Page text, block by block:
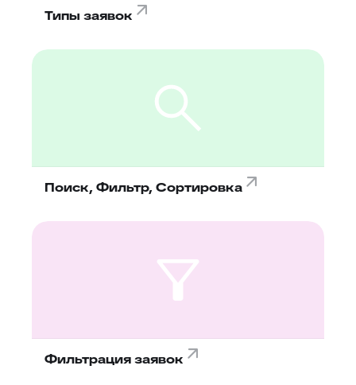
Типы заявок
Поиск, Фильтр, Сортировка
Фильтрация заявок